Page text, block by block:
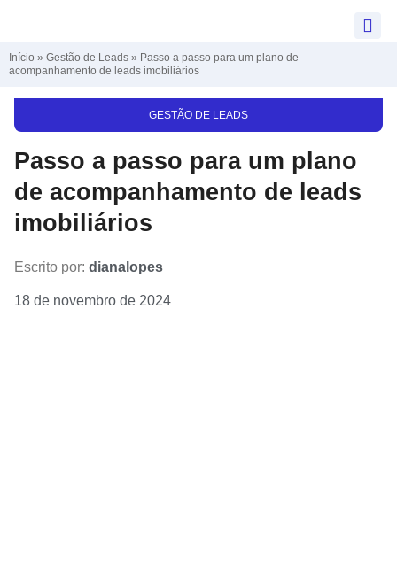
Início » Gestão de Leads » Passo a passo para um plano de
acompanhamento de leads imobiliários
GESTÃO DE LEADS
Passo a passo para um plano
de acompanhamento de leads
imobiliários
Escrito por: dianalopes
18 de novembro de 2024